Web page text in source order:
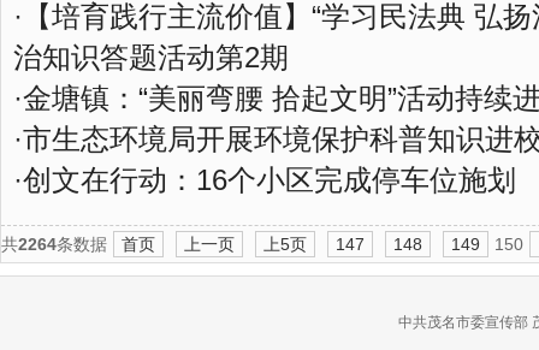
· 【培育践行主流价值】“学习民法典 弘
治知识答题活动第2期
·金塘镇：“美丽弯腰 拾起文明”活动持续
·市生态环境局开展环境保护科普知识进
·创文在行动：16个小区完成停车位施划
共2264条数据 首页 上一页 上5页 147 148 149 150
中共茂名市委宣传部